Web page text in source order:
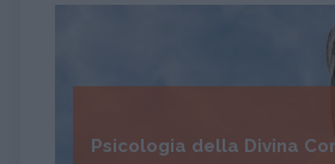
Psicologia della Divina